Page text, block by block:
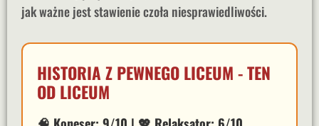
jak ważne jest stawienie czoła niesprawiedliwości.
HISTORIA Z PEWNEGO LICEUM - TEN
OD LICEUM